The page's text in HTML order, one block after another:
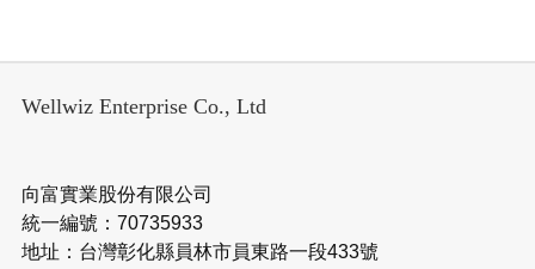
Wellwiz Enterprise Co., Ltd
向富實業股份有限公司
統一編號：70735933
地址：台灣彰化縣員林市員東路一段433號